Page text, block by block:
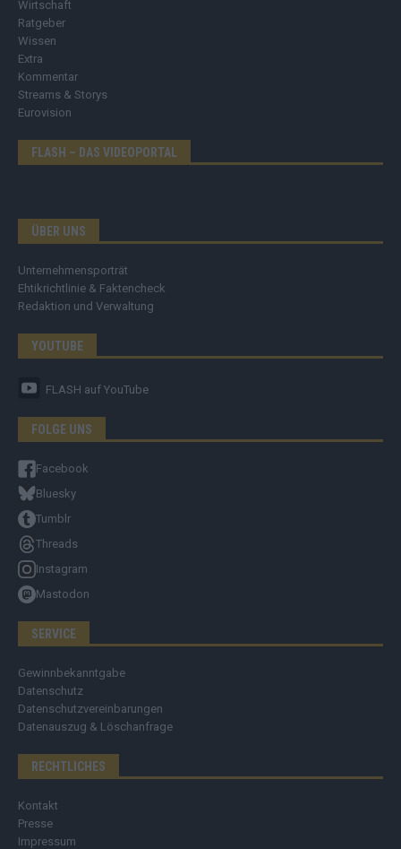
Wirtschaft
Ratgeber
Wissen
Extra
Kommentar
Streams & Storys
Eurovision
FLASH – DAS VIDEOPORTAL
ÜBER UNS
Unternehmensporträt
Ehtikrichtlinie & Faktencheck
Redaktion und Verwaltung
YOUTUBE
FLASH auf YouTube
FOLGE UNS
Facebook
Bluesky
Tumblr
Threads
Instagram
Mastodon
SERVICE
Gewinnbekanntgabe
Datenschutz
Datenschutzvereinbarungen
Datenauszug & Löschanfrage
RECHTLICHES
Kontakt
Presse
Impressum